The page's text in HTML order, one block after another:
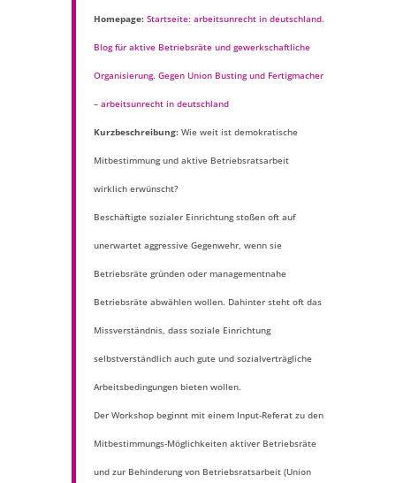
Homepage: Startseite: arbeitsunrecht in deutschland.
Blog für aktive Betriebsräte und gewerkschaftliche
Organisierung. Gegen Union Busting und Fertigmacher
– arbeitsunrecht in deutschland
Kurzbeschreibung: Wie weit ist demokratische
Mitbestimmung und aktive Betriebsratsarbeit
wirklich erwünscht?
Beschäftigte sozialer Einrichtung stoßen oft auf
unerwartet aggressive Gegenwehr, wenn sie
Betriebsräte gründen oder managementnahe
Betriebsräte abwählen wollen. Dahinter steht oft das
Missverständnis, dass soziale Einrichtung
selbstverständlich auch gute und sozialverträgliche
Arbeitsbedingungen bieten wollen.
Der Workshop beginnt mit einem Input-Referat zu den
Mitbestimmungs-Möglichkeiten aktiver Betriebsräte
und zur Behinderung von Betriebsratsarbeit (Union